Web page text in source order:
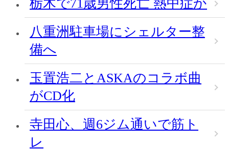
栃木で71歳男性死亡 熱中症か
八重洲駐車場にシェルター整
備へ
玉置浩二とASKAのコラボ曲
がCD化
寺田心、週6ジム通いで筋ト
レ